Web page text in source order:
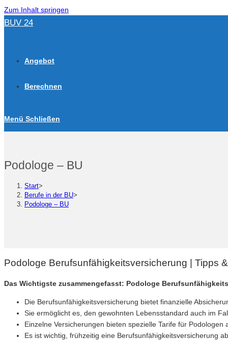
Zum Inhalt springen
BUV 24
Angebot
Berechnen
Menü Schließen
Podologe – BU
Start>
Berufe in der BU>
Podologe – BU
Podologe Berufsunfähigkeitsversicherung | Tipps
Das Wichtigste zusammengefasst: Podologe
Die Berufsunfähigkeitsversicherung bietet finanzielle
Sie ermöglicht es, den gewohnten Lebensstandard auch im
Einzelne Versicherungen bieten spezielle Tarife für
Es ist wichtig, frühzeitig eine Berufsunfähigkeitsversicherung